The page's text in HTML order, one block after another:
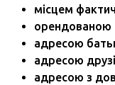
місцем
орендованою
адресою
адресою
адресою з